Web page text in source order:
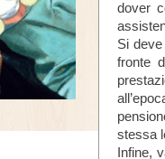
dover
Si
fronte
stessa
Infine,